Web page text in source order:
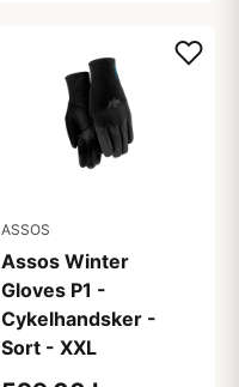
ASSOS
Assos Winter
Gloves P1 -
Cykelhandsker -
Sort - XXL